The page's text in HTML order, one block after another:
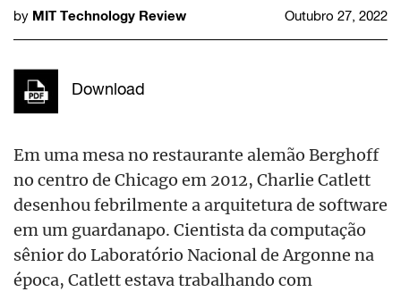
by MIT Technology Review Outubro 27, 2022
Download
Em uma mesa no restaurante alemão Berghoff
no centro de Chicago em 2012, Charlie Catlett
desenhou febrilmente a arquitetura de software
em um guardanapo. Cientista da computação
sênior do Laboratório Nacional de Argonne na
época, Catlett estava trabalhando com